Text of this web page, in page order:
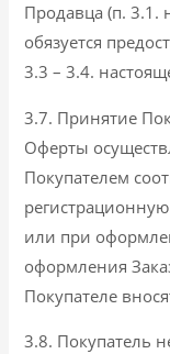
Продавца (п. 3.1.
обязуется
3.3 – 3.4.
3.7. Принятие
Оферты
Покупателем
или при
оформления
Покупателе
3.8. Покупатель